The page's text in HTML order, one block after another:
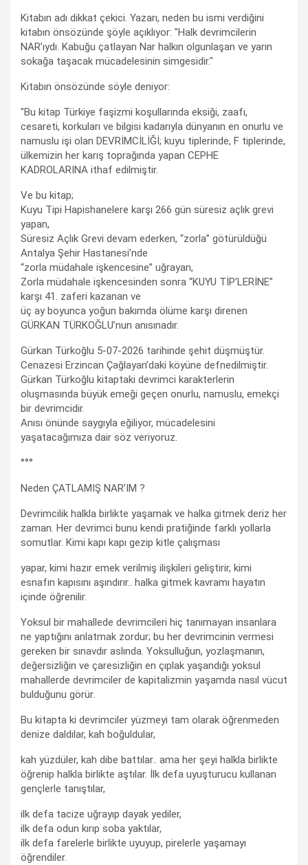
Kitabın adı dikkat çekici. Yazarı, neden bu ismi verdiğini
kitabın önsözünde şöyle açıklıyor: "Halk devrimcilerin
NAR’ıydı. Kabuğu çatlayan Nar halkın olgunlaşan ve yarın
sokağa taşacak mücadelesinin simgesidir."
Kitabın önsözünde söyle deniyor:
"Bu kitap Türkiye faşizmi koşullarında eksiği, zaafı,
cesareti, korkuları ve bilgisi kadarıyla dünyanın en onurlu ve
namuslu işi olan DEVRİMCİLİĞİ; kuyu tiplerinde, F tiplerinde,
ülkemizin her karış toprağında yapan CEPHE
KADROLARINA ithaf edilmiştir.
Ve bu kitap;
Kuyu Tipi Hapishanelere karşı 266 gün süresiz açlık grevi
yapan,
Süresiz Açlık Grevi devam ederken, “zorla” götürüldüğü
Antalya Şehir Hastanesi’nde
“zorla müdahale işkencesine” uğrayan,
Zorla müdahale işkencesinden sonra “KUYU TİP’LERİNE”
karşı 41. zaferi kazanan ve
üç ay boyunca yoğun bakımda ölüme karşı direnen
GÜRKAN TÜRKOĞLU’nun anısınadır.
Gürkan Türkoğlu 5-07-2026 tarihinde şehit düşmüştür.
Cenazesi Erzincan Çağlayan’daki köyüne defnedilmiştir.
Gürkan Türkoğlu kitaptaki devrimci karakterlerin
oluşmasında büyük emeği geçen onurlu, namuslu, emekçi
bir devrimcidir.
Anısı önünde saygıyla eğiliyor, mücadelesini
yaşatacağımıza dair söz veriyoruz.
°°°
Neden ÇATLAMIŞ NAR’IM ?
Devrimcilik halkla birlikte yaşamak ve halka gitmek deriz her
zaman. Her devrimci bunu kendi pratiğinde farklı yollarla
somutlar. Kimi kapı kapı gezip kitle çalışması
yapar, kimi hazır emek verilmiş ilişkileri geliştirir, kimi
esnafın kapısını aşındırır.. halka gitmek kavramı hayatın
içinde öğrenilir.
Yoksul bir mahallede devrimcileri hiç tanımayan insanlara
ne yaptığını anlatmak zordur; bu her devrimcinin vermesi
gereken bir sınavdır aslında. Yoksulluğun, yozlaşmanın,
değersizliğin ve çaresizliğin en çıplak yaşandığı yoksul
mahallerde devrimciler de kapitalizmin yaşamda nasıl vücut
bulduğunu görür.
Bu kitapta ki devrimciler yüzmeyi tam olarak öğrenmeden
denize daldılar, kah boğuldular,
kah yüzdüler, kah dibe battılar.. ama her şeyi halkla birlikte
öğrenip halkla birlikte aştılar. İlk defa uyuşturucu kullanan
gençlerle tanıştılar,
ilk defa tacize uğrayıp dayak yediler,
ilk defa odun kırıp soba yaktılar,
ilk defa farelerle birlikte uyuyup, pirelerle yaşamayı
öğrendiler.